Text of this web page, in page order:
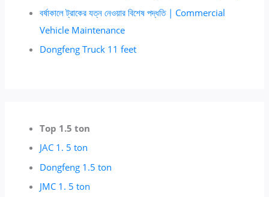
বর্ষাকালে ট্রাকের যত্ন নেওয়ার বিশেষ পদ্ধতি | Commercial
Vehicle Maintenance
Dongfeng Truck 11 feet
Top 1.5 ton
JAC 1. 5 ton
Dongfeng 1.5 ton
JMC 1. 5 ton